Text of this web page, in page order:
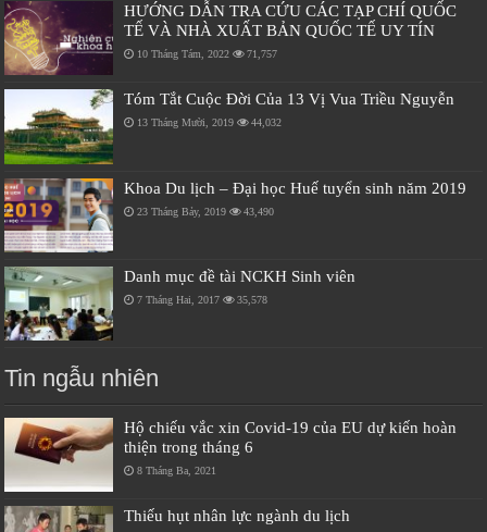
HƯỚNG DẪN TRA CỨU CÁC TẠP CHÍ QUỐC
TẾ VÀ NHÀ XUẤT BẢN QUỐC TẾ UY TÍN
10 Tháng Tám, 2022 71,757
Tóm Tắt Cuộc Đời Của 13 Vị Vua Triều Nguyễn
13 Tháng Mười, 2019 44,032
Khoa Du lịch – Đại học Huế tuyển sinh năm 2019
23 Tháng Bảy, 2019 43,490
Danh mục đề tài NCKH Sinh viên
7 Tháng Hai, 2017 35,578
Tin ngẫu nhiên
Hộ chiếu vắc xin Covid-19 của EU dự kiến hoàn
thiện trong tháng 6
8 Tháng Ba, 2021
Thiếu hụt nhân lực ngành du lịch